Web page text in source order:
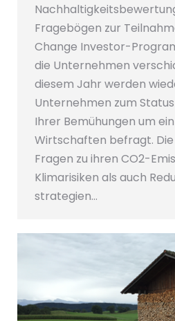
Fragebögen zur
Change Investor-
die Unternehmen
diesem Jahr werden
Unternehmen zum
Ihrer Bemühungen um
Wirtschaften befragt.
Fragen zu ihren CO2-
Klimarisiken als auch
strategien…